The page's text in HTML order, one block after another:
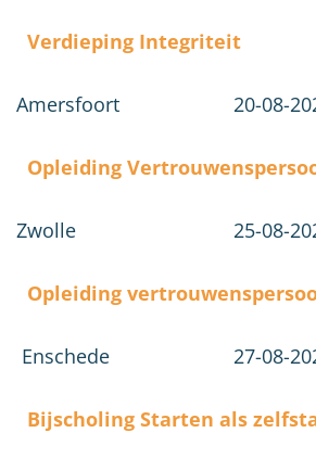
Verdieping Integriteit
Amersfoort 20-08-
Opleiding
Zwolle 25-08-
Opleiding
Enschede 27-08-
Bijscholing Starten als